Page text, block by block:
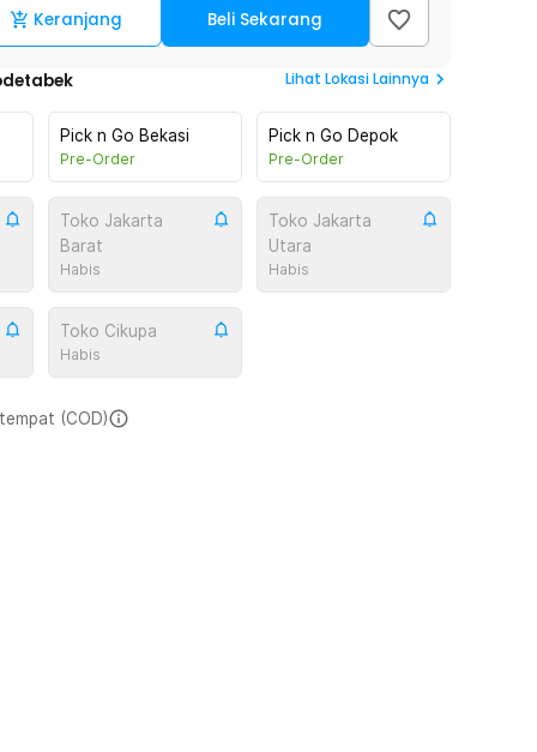
Keranjang Beli Sekarang
Lihat Lokasi Lainnya
Pick n Go Bekasi
Pre-Order
Pick n Go Depok
Pre-Order
Toko Jakarta
Barat
Habis
Toko Jakarta
Utara
Habis
Toko Cikupa
Habis
(COD)